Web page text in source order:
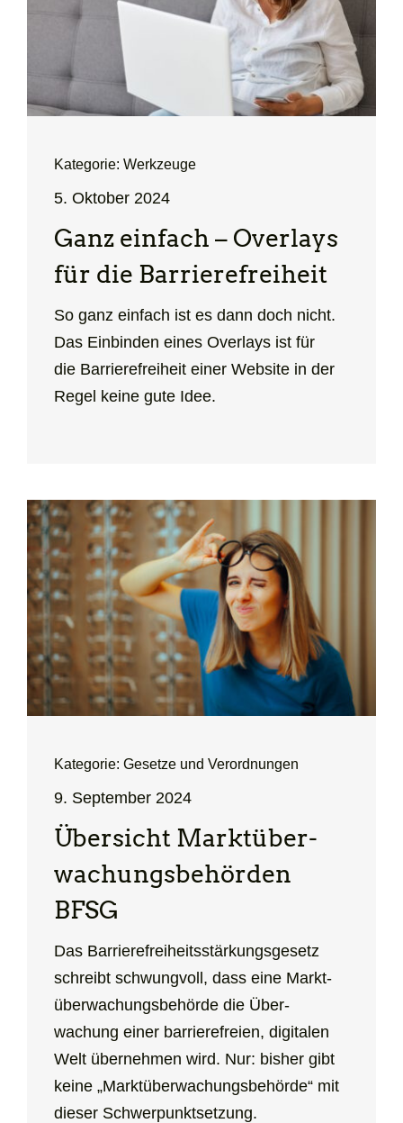
Kategorie: Werkzeuge
5. Oktober 2024
Ganz einfach – Overlays
für die Barrierefreiheit
So ganz einfach ist es dann doch nicht.
Das Einbinden eines Overlays ist für
die Barrierefreiheit einer Website in der
Regel keine gute Idee.
Kategorie: Gesetze und Verordnungen
9. September 2024
Übersicht Markt­über­
wachungs­behörden
BFSG
Das Barriere­freiheits­stärkungs­gesetz
schreibt schwungvoll, dass eine Markt­
überwachungs­behörde die Über­
wachung einer barriere­freien, digitalen
Welt übernehmen wird. Nur: bisher gibt
keine „Markt­überwachungs­behörde“ mit
dieser Schwerpunktsetzung.